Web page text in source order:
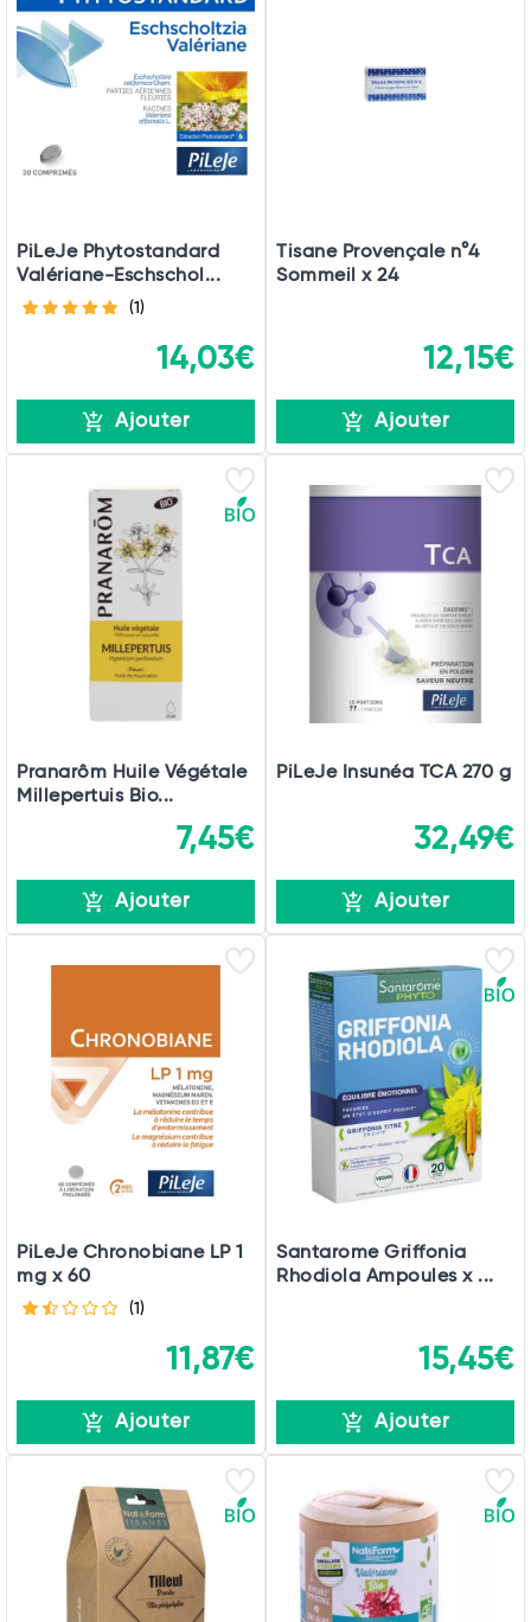
PiLeJe Phytostandard
Valériane-Eschschol...
(1)
14,03€
Ajouter
Tisane Provençale n°4
Sommeil x 24
12,15€
Ajouter
Pranarôm Huile Végétale
Millepertuis Bio...
7,45€
Ajouter
PiLeJe Insunéa TCA 270 g
32,49€
Ajouter
PiLeJe Chronobiane LP 1
mg x 60
(1)
11,87€
Ajouter
Santarome Griffonia
Rhodiola Ampoules x ...
15,45€
Ajouter